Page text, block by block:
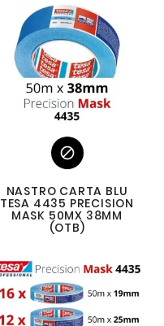

NASTRO CARTA BLU
TESA 4435 PRECISION
MASK 50MX 38MM
(OTB)